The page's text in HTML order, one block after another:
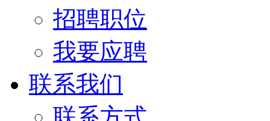
招聘职位
我要应聘
联系我们